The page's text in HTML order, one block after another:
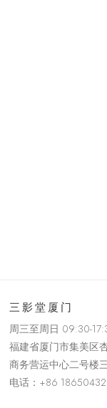
三影堂厦门
周三至周日 09:30-
福建省厦门市集美区
商务营运中心二号楼
电话： +86